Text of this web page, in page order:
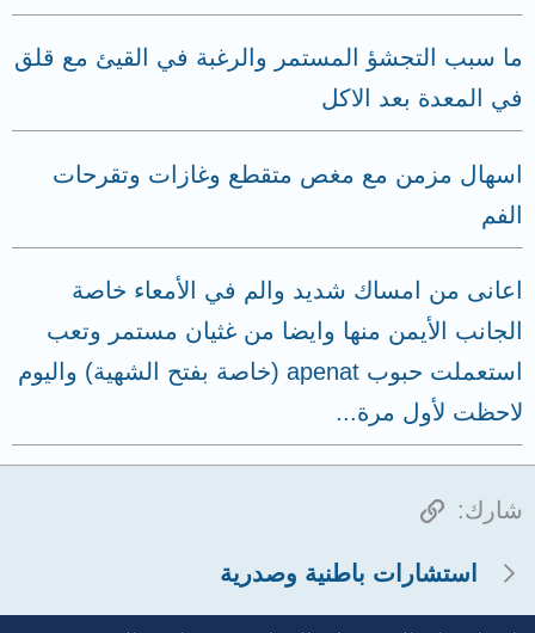
ما سبب التجشؤ المستمر والرغبة في القيئ مع قلق
في المعدة بعد الاكل
اسهال مزمن مع مغص متقطع وغازات وتقرحات
الفم
اعانى من امساك شديد والم في الأمعاء خاصة
الجانب الأيمن منها وايضا من غثيان مستمر وتعب
استعملت حبوب apenat (خاصة بفتح الشهية) واليوم
لاحظت لأول مرة...
شارك: الرابط
استشارات باطنية وصدرية